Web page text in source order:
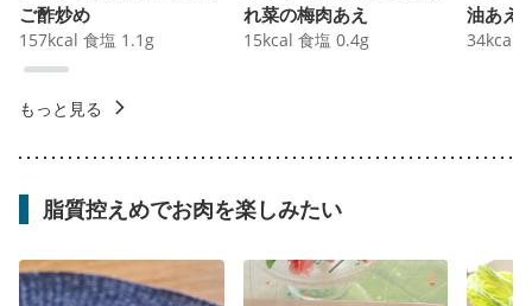
ご酢炒め
157kcal 食塩 1.1 g
れ菜の梅肉あえ
15kcal 食塩 0.4g
油あえ
34kcal
もっと見る
脂質控えめでお肉を楽しみたい